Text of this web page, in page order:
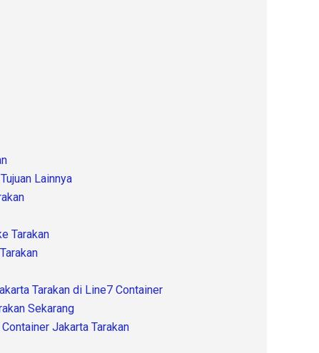
Lainnya
Tarakan
Tarakan di Line7 Container
Sekarang
Jakarta Tarakan